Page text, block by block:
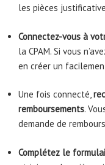
les pièces
Connectez-vous à
la CPAM. Si vous
en créer un
Une fois connecté,
remboursements.
demande de
Complétez le